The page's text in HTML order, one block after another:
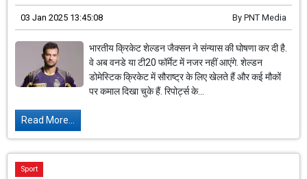
03 Jan 2025 13:45:08 By PNT Media
भारतीय क्रिकेट शेल्डन जैक्सन ने संन्यास की घोषणा कर दी है.
वे अब वनडे या टी20 फॉर्मेट में नजर नहीं आएंगे. शेल्डन
डोमेस्टिक क्रिकेट में सौराष्ट्र के लिए खेलते हैं और कई मौकों
पर कमाल दिखा चुके हैं. रिपोर्ट्स के...
Read More...
Sport